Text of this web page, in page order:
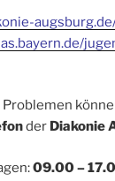
Problemen
der Diakonie
09.00 –